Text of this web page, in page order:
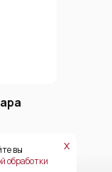
вы
обработки
х